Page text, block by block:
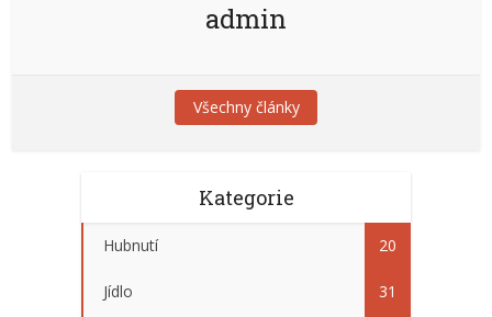
admin
Všechny články
Kategorie
Hubnutí 20
Jídlo 31